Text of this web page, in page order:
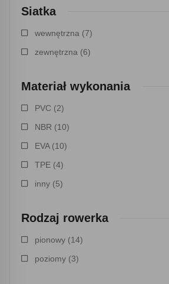
Siatka
wewnętrzna (7)
zewnętrzna (6)
Materiał wykonania
PVC (2)
NBR (10)
EVA (10)
TPE (4)
inny (5)
Rodzaj rowerka
pionowy (14)
poziomy (3)